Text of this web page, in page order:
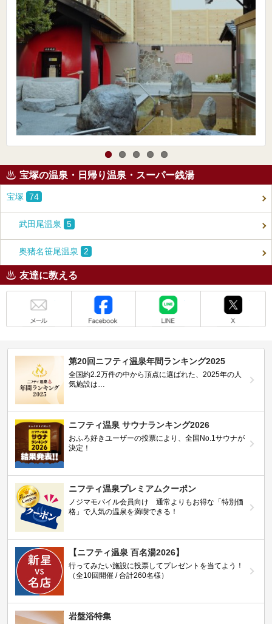
宝塚の温泉・日帰り温泉・スーパー銭湯
宝塚 74
武田尾温泉 5
奥猪名笹尾温泉 2
友達に教える
第20回ニフティ温泉年間ランキング2025
全国約2.2万件の中から頂点に選ばれた、2025年の人
気施設は…
ニフティ温泉 サウナランキング2026
おふろ好きユーザーの投票により、全国No.1サウナが
決定！
ニフティ温泉プレミアムクーポン
ノジマモバイル会員向け 通常よりもお得な「特別価
格」で人気の温泉を満喫できる！
【ニフティ温泉 百名湯2026】
行ってみたい施設に投票してプレゼントを当てよう！
（全10回開催 / 合計260名様）
岩盤浴特集